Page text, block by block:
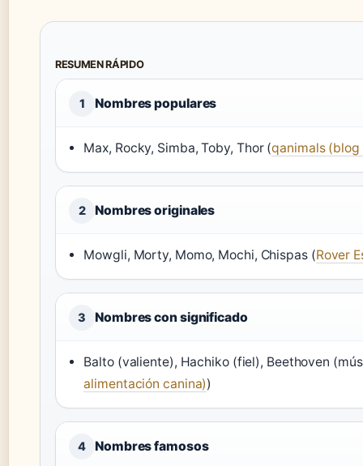
RESUMEN RÁPIDO
1 Nombres populares
Max, Rocky, Simba, Toby, Thor (qanimals
2 Nombres originales
Mowgli, Morty, Momo, Mochi, Chispas (Rover
3 Nombres con significado
Balto (valiente), Hachiko (fiel), Beethoven
alimentación canina))
4 Nombres famosos